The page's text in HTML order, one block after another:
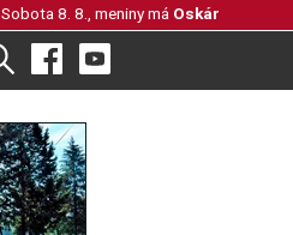
Sobota 8. 8., meniny má Oskár